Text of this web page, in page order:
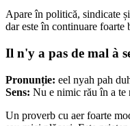
Apare în politică, sindicate
dar este în continuare foarte
Il n'y a pas de mal à
Pronunție: eel nyah pah
Sens: Nu e nimic rău în a te
Un proverb cu aer foarte